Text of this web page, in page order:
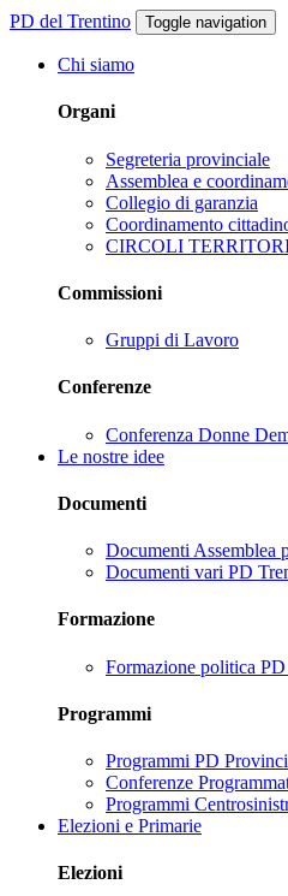
PD del Trentino Toggle navigation
Chi siamo
Organi
Segreteria provinciale
Assemblea e
Collegio di garanzia
Coordinamento
CIRCOLI
Commissioni
Gruppi di Lavoro
Conferenze
Conferenza Donne
Le nostre idee
Documenti
Documenti Assemblea
Documenti vari PD
Formazione
Formazione politica
Programmi
Programmi PD
Conferenze
Programmi
Elezioni e Primarie
Elezioni